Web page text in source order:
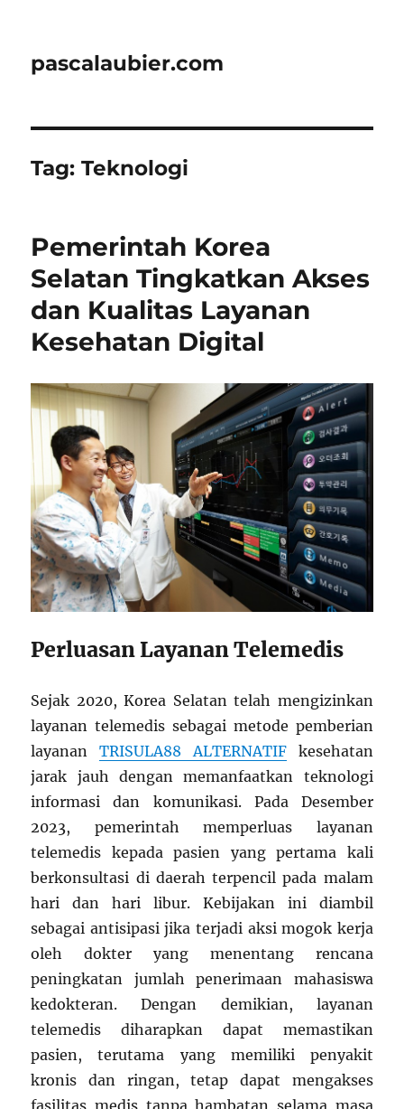
pascalaubier.com
Tag:Teknologi
Pemerintah Korea
Selatan Tingkatkan Akses
dan Kualitas Layanan
Kesehatan Digital
Perluasan Layanan Telemedis
Sejak 2020, Korea Selatan telah mengizinkan
layanan telemedis sebagai metode pemberian
layananTRISULA88 ALTERNATIFkesehatan
jarak jauh dengan memanfaatkan teknologi
informasi dan komunikasi. Pada Desember
2023, pemerintah memperluas layanan
telemedis kepada pasien yang pertama kali
berkonsultasi di daerah terpencil pada malam
hari dan hari libur. Kebijakan ini diambil
sebagai antisipasi jika terjadi aksi mogok kerja
oleh dokter yang menentang rencana
peningkatan jumlah penerimaan mahasiswa
kedokteran. Dengan demikian, layanan
telemedis diharapkan dapat memastikan
pasien, terutama yang memiliki penyakit
kronis dan ringan, tetap dapat mengakses
fasilitas medis tanpa hambatan selama masa